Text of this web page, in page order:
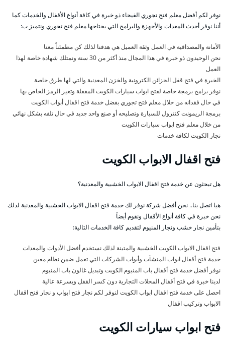
نوفر لكم أفضل معلم فتح تجوري الفيحاء ذو خبرة في كافة أنواع الأقفال والخدمات كما
أننا نوفر أحدث المعدات والأجهزة والبرامج التي يحتاجها معلم فتح تجوري ونتميز ب:
الأمانة والمصداقية في العمل وثقة العميل هي هدفنا لذلك كن مطمئناً معنا
نحن الوحيدون ذو خبرة في هذا المجال منذ أكثر من 30 سنة ونمتلك شهادة خاصة لهذا
العمل
الخبرة في فتح قفل الخزائن الكترونية والخزن المعدنية والتي لها طرق خاصة
نوفر برامج برمجة خاصة لفتح ابواب سيارات الكويت المقفلة وتغير الرمز الخاص بها
في حال فقدانه من خلال معلم فتح تجوري بفضل خدمة فتح اقفال أبواب الكويت
برمجة الريمونت كنترول للسيارة وتصليحه أو صنع واحد جديد في حال تلفه بشكل نهائي
من خلال معلم فتح ابواب سيارات الكويت
نجار الكويت لكافة خدمات
فتح اقفال الابواب الكويت
هل تبحثون عن خدمة فتح اقفال الابواب الخشبية والمعدنية؟
هيا اتصل بنا.. نحن أفضل شركة نوفر لك خدمة فتح اقفال الابواب الخشبية والمعدنية لذلك
نحن خبرة في كافة أنواع الأقفال ونقوم أيضاً
بتأمين نجار خشب ونجار المنيوم لتقديم كافة الخدمات التالية:
فتح اقفال الابواب الكويت الخشبية والمتينة لذلك نستخدم أفضل الأدوات والمعدات
خدمة فتح أقفال ابواب المنشآت وأبواب الشركات التي تعمل ضمن نظام معين
نوفر أفضل خدمة فتح أقفال باب المنيوم الكويت وتبديل غالون باب المنيوم
لدينا خبرة في فتح أقفال المحلات التجارية دون كسر القفل وبسرعة عالية
احصل على خدمة فتح اقفال ابواب الكويت لنوفر لكم نجار فتح ابواب و نجار فتح اقفال
الابواب وتركيب اقفال
فتح ابواب سيارات الكويت